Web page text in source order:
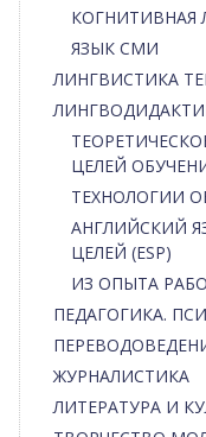
КОГНИТИВНАЯ
ЯЗЫК СМИ
ЛИНГВИСТИКА
ЦЕЛЕЙ
ТЕХНОЛОГИИ
АНГЛИЙСКИЙ
ЦЕЛЕЙ (ESP)
ИЗ ОПЫТА
ПЕДАГОГИКА.
ЖУРНАЛИСТИКА
ЛИТЕРАТУРА И